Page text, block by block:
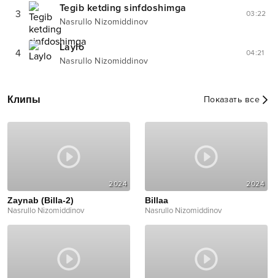
3 Tegib ketding sinfdoshimga
Nasrullo Nizomiddinov
03:22
4 Laylo
Nasrullo Nizomiddinov
04:21
Клипы Показать все
2024
Zaynab (Billa-2)
Nasrullo Nizomiddinov
2024
Billaa
Nasrullo Nizomiddinov